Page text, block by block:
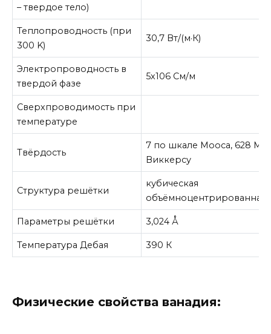
– твердое тело)
Теплопроводность (при
300 K)
30,7 Вт/(м·К)
Электропроводность в
твердой фазе
5х106 См/м
Сверхпроводимость при
температуре
Твёрдость
7 по шкале Мооса, 628
Виккерсу
Структура решётки
кубическая
объёмноцентрированная
Параметры решётки 3,024 Å
Температура Дебая 390 К
Физические свойства ванадия: